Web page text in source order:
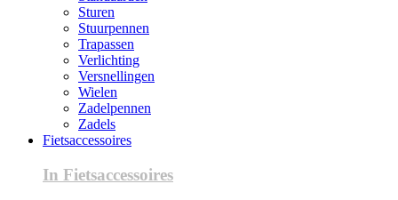
Sturen
Stuurpennen
Trapassen
Verlichting
Versnellingen
Wielen
Zadelpennen
Zadels
Fietsaccessoires
In Fietsaccessoires